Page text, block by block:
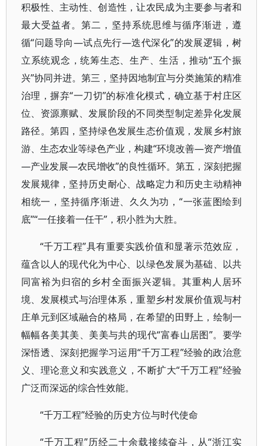
积极性、主动性、创造性，让农民成为主要参与者和
最大受益者。第二，坚持系统思维与循序渐进，遵
循“问题导向—试点先行—迭代深化”的发展逻辑，树
立系统观念，统筹生态、生产、生活，推动“五个振
兴”协同并进。第三，坚持因地制宜与分类施策的精准
治理，摒弃“一刀切”的标准化模式，确立基于村庄区
位、资源禀赋、发展阶段的不同类型制定差异化发展
路径。第四，坚持绿色发展生态价值观，发展乡村旅
游、生态农业等绿色产业，构建“环境改善—资产增值
—产业发展—农民增收”的良性循环。第五，深刻把握
发展规律，坚持历史耐心、战略定力和历史主动精神
相统一，坚持循序渐进、久久为功，“一张蓝图绘到
底”“一任接着一任干”，积小胜为大胜。
“千万工程”具有重要实践价值和显著示范效应，
蕴含以人的现代化为中心、以绿色发展为基础、以共
同富裕为归宿的乡村全面振兴逻辑。其重构人居环
境、发展模式与治理体系，重塑乡村发展价值观与村
庄单元到区域融合的格局，在希望的田野上，绘制一
幅幅各美其美、美美与共的现代“富春山居图”。要学
深悟透、深刻把握学习运用“千万工程”经验的政治意
义、理论意义和实践意义，不断扩大“千万工程”经验
广泛而深远的综合性效能。
“千万工程”经验的历史方位与时代使命
“千万工程”历经二十余载接续奋斗，从“浙江实